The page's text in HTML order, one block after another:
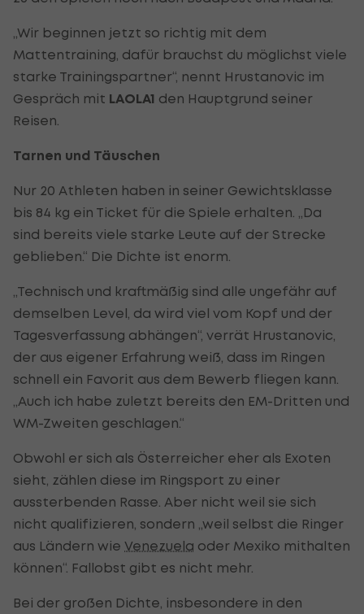
„Wir beginnen jetzt so richtig mit dem
Mattentraining, dafür brauchst du möglichst viele
starke Trainingspartner“, nennt Hrustanovic im
Gespräch mit LAOLA1 den Hauptgrund seiner
Reisen.
Tarnen und Täuschen
Nur 20 Athleten haben in seiner Gewichtsklasse
bis 84 kg ein Ticket für die Spiele erhalten. „Da
sind bereits viele starke Leute auf der Strecke
geblieben.“ Die Dichte ist enorm.
„Technisch und kraftmäßig sind alle ungefähr auf
demselben Level, da wird viel vom Kopf und der
Tagesverfassung abhängen“, verrät Hrustanovic,
der aus eigener Erfahrung weiß, dass im Ringen
schnell ein Favorit aus dem Bewerb fliegen kann.
„Auch ich habe zuletzt bereits den EM-Dritten und
WM-Zweiten geschlagen.“
Obwohl er sich als Österreicher eher als Exoten
sieht, zählen diese im Ringsport zu einer
aussterbenden Rasse. Aber nicht weil sie sich
nicht qualifizieren, sondern „weil selbst die Ringer
aus Ländern wie Venezuela oder Mexiko mithalten
können“. Fallobst gibt es nicht mehr.
Bei der großen Dichte, insbesondere in den